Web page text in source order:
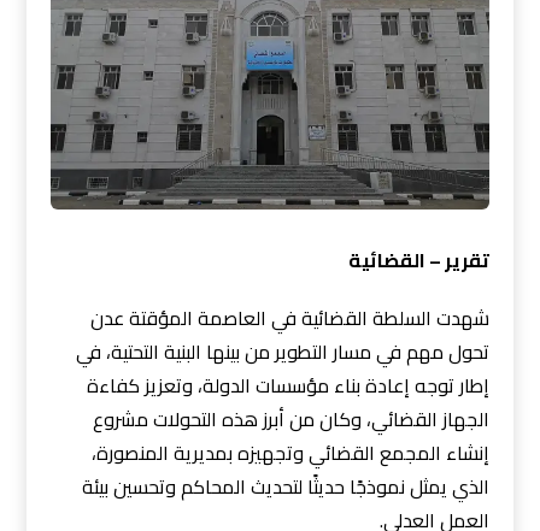
تقرير – القضائية
شهدت السلطة القضائية في العاصمة المؤقتة عدن
تحول مهم في مسار التطوير من بينها البنية التحتية، في
إطار توجه إعادة بناء مؤسسات الدولة، وتعزيز كفاءة
الجهاز القضائي، وكان من أبرز هذه التحولات مشروع
إنشاء المجمع القضائي وتجهيزه بمديرية المنصورة،
الذي يمثل نموذجًا حديثًا لتحديث المحاكم وتحسين بيئة
العمل العدلي.